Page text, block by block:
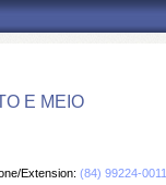
E MEIO
Extension: (84) 99224-0011